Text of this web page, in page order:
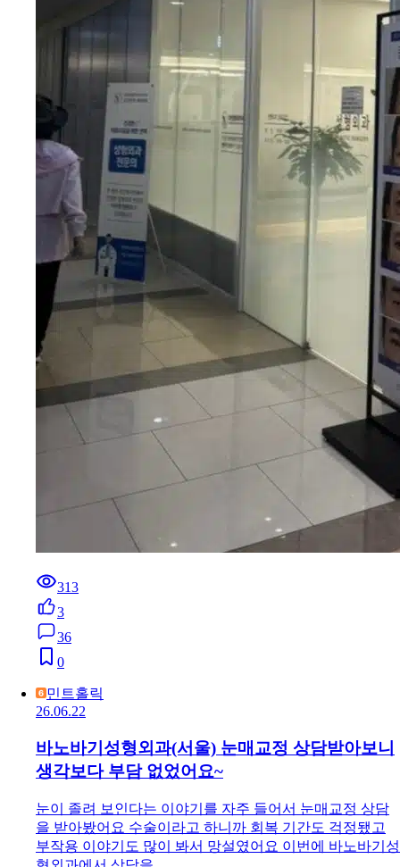
313
3
36
0
민트홀릭
26.06.22
바노바기성형외과(서울) 눈매교정 상담받아보니
생각보다 부담 없었어요~
눈이 졸려 보인다는 이야기를 자주 들어서 눈매교정 상담
을 받아봤어요 수술이라고 하니까 회복 기간도 걱정됐고
부작용 이야기도 많이 봐서 망설였어요 이번에 바노바기성